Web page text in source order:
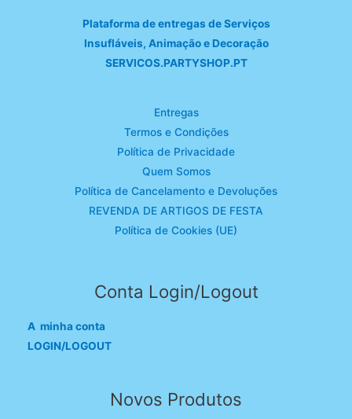
Plataforma de entregas de Serviços
Insufláveis, Animação e Decoração
SERVICOS.PARTYSHOP.PT
Entregas
Termos e Condições
Política de Privacidade
Quem Somos
Política de Cancelamento e Devoluções
REVENDA DE ARTIGOS DE FESTA
Política de Cookies (UE)
Conta Login/Logout
A minha conta
LOGIN/LOGOUT
Novos Produtos